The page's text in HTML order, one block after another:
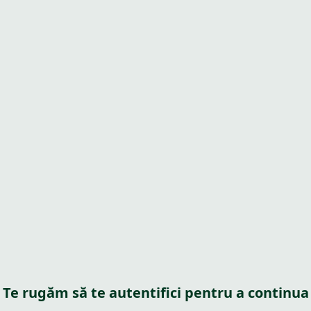
Te rugăm să te autentifici pentru a continua